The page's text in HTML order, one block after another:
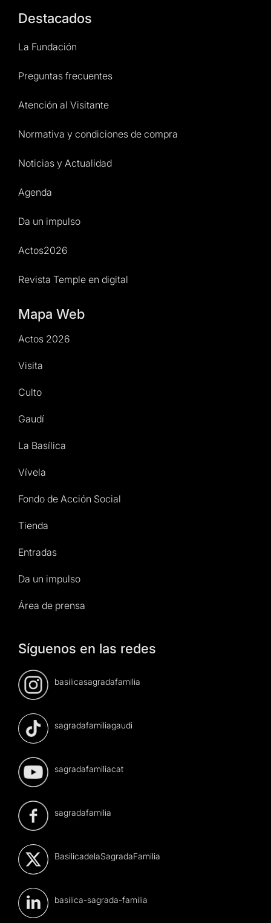
Destacados
La Fundación
Preguntas frecuentes
Atención al Visitante
Normativa y condiciones de compra
Noticias y Actualidad
Agenda
Da un impulso
Actos2026
Revista Temple en digital
Mapa Web
Actos 2026
Visita
Culto
Gaudí
La Basílica
Vívela
Fondo de Acción Social
Tienda
Entradas
Da un impulso
Área de prensa
Síguenos en las redes
basilicasagradafamilia
sagradafamiliagaudi
sagradafamiliacat
sagradafamilia
BasilicadelaSagradaFamilia
basilica-sagrada-familia